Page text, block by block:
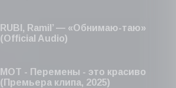
RUBI, Ramil’ — «Обнимаю-таю»
(Official Audio)
МОТ - Перемены - это красиво
(Премьера клипа, 2025)